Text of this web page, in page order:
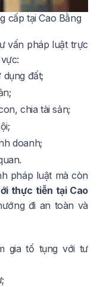
cấp tại Cao Bằng
vấn pháp luật trực
đất;
chia tài sản;
doanh;
pháp luật mà còn
thực tiễn tại Cao
đi an toàn và
gia tố tụng với tư